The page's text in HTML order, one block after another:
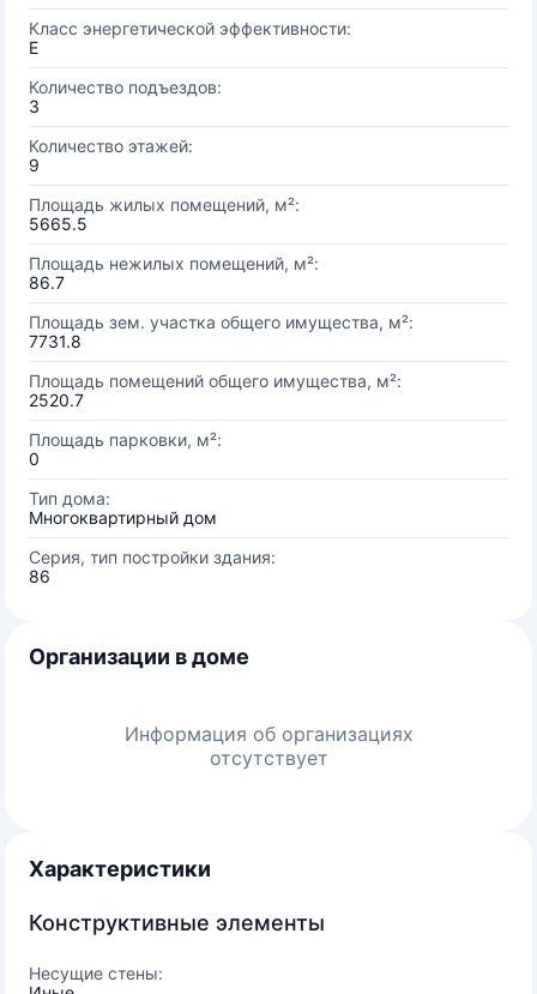
Класс энергетической эффективности:
E
Количество подъездов:
3
Количество этажей:
9
Площадь жилых помещений, м²:
5665.5
Площадь нежилых помещений, м²:
86.7
Площадь зем. участка общего имущества, м²:
7731.8
Площадь помещений общего имущества, м²:
2520.7
Площадь парковки, м²:
0
Тип дома:
Многоквартирный дом
Серия, тип постройки здания:
86
Организации в доме
Информация об организациях
отсутствует
Характеристики
Конструктивные элементы
Несущие стены: